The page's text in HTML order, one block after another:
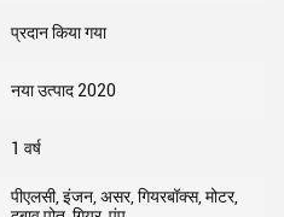
प्रदान किया गया
नया उत्पाद 2020
1 वर्ष
पीएलसी, इंजन, असर, गियरबॉक्स, मोटर,